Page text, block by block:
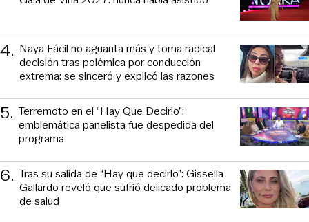
4. Naya Fácil no aguanta más y toma radical
decisión tras polémica por conducción
extrema: se sinceró y explicó las razones
5. Terremoto en el “Hay Que Decirlo”:
emblemática panelista fue despedida del
programa
6. Tras su salida de “Hay que decirlo”: Gissella
Gallardo reveló que sufrió delicado problema
de salud